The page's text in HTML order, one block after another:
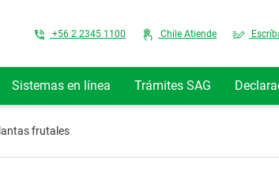
Top Menu
+56 2 2345 1100 Chile Atiende
Sistemas en línea Trámites SAG
frutales